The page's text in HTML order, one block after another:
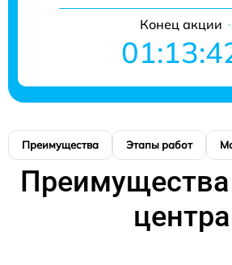
Конец акции
Преимущества Этапы работ
Преимущества
центра